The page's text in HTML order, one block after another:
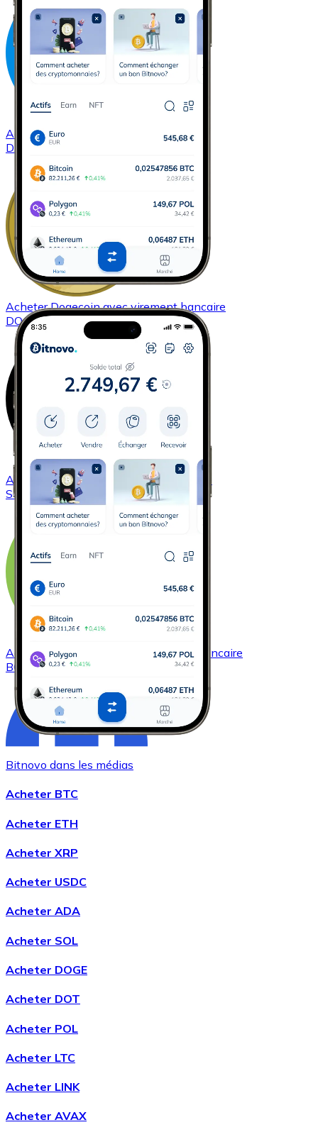
AcheterDash
avec virement bancaire
DASH
AcheterDogecoinavec virement bancaire
DOGE
Acheter Solana
avec virement bancaire
SOL
AcheterBitcoin Cash
avec virement bancaire
BCH
AcheterChainlink
AcheterWrapped Bitcoin
Bitnovo dans les médias
Acheter BTC
Acheter ETH
Acheter XRP
Acheter USDC
Acheter ADA
Acheter SOL
Acheter DOGE
Acheter DOT
Acheter POL
Acheter LTC
Acheter LINK
Acheter AVAX